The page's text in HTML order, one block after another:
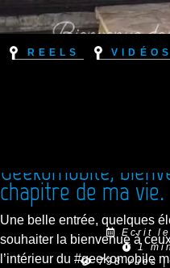
Reels Vidéos
[Reel Instagram]
Geekomobile,
chapitre de ma vie.
Ecrit le
1
738 vues
|
Une belle entrée, quelques
souhaiter la bienvenue à
l’intérieur du #geekomobile